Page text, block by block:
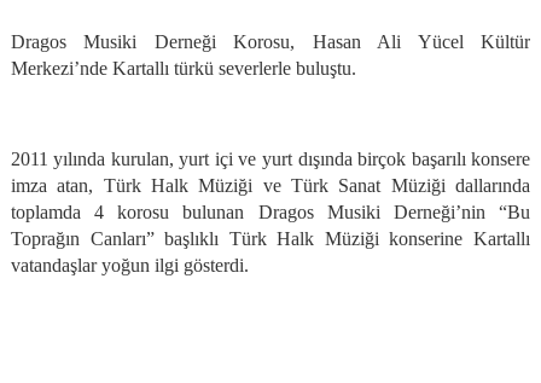
Dragos Musiki Derneği Korosu, Hasan Ali Yücel Kültür
Merkezi’nde Kartallı türkü severlerle buluştu.
2011 yılında kurulan, yurt içi ve yurt dışında birçok başarılı konsere
imza atan, Türk Halk Müziği ve Türk Sanat Müziği dallarında
toplamda 4 korosu bulunan Dragos Musiki Derneği’nin “Bu
Toprağın Canları” başlıklı Türk Halk Müziği konserine Kartallı
vatandaşlar yoğun ilgi gösterdi.